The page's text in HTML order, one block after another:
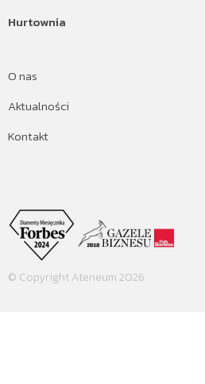
Hurtownia
O nas
Aktualności
Kontakt
© Copyright Ateneum 2026